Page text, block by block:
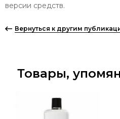
версии средств.
Вернуться к другим
Товары,